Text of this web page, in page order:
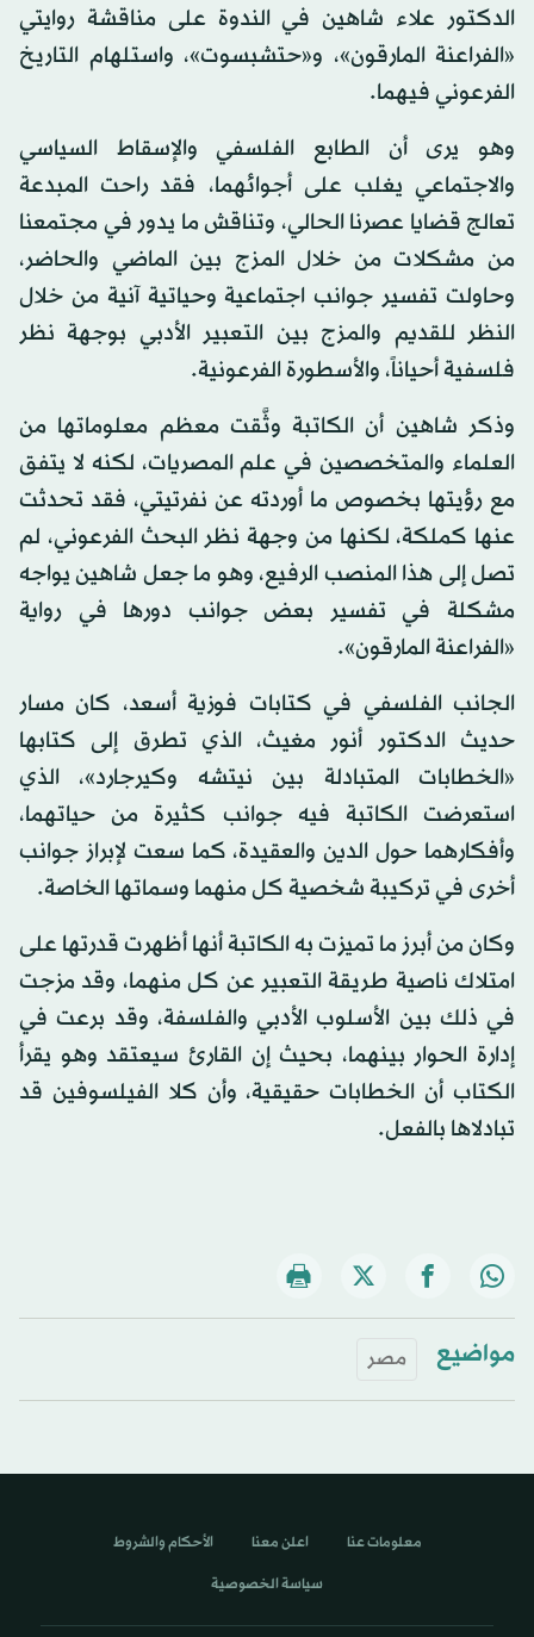
الدكتور علاء شاهين في الندوة على مناقشة روايتي
«الفراعنة المارقون»، و«حتشبسوت»، واستلهام التاريخ
الفرعوني فيهما.
وهو يرى أن الطابع الفلسفي والإسقاط السياسي
والاجتماعي يغلب على أجوائهما، فقد راحت المبدعة
تعالج قضايا عصرنا الحالي، وتناقش ما يدور في مجتمعنا
من مشكلات من خلال المزج بين الماضي والحاضر،
وحاولت تفسير جوانب اجتماعية وحياتية آنية من خلال
النظر للقديم والمزج بين التعبير الأدبي بوجهة نظر
فلسفية أحياناً، والأسطورة الفرعونية.
وذكر شاهين أن الكاتبة وثَّقت معظم معلوماتها من
العلماء والمتخصصين في علم المصريات، لكنه لا يتفق
مع رؤيتها بخصوص ما أوردته عن نفرتيتي، فقد تحدثت
عنها كملكة، لكنها من وجهة نظر البحث الفرعوني، لم
تصل إلى هذا المنصب الرفيع، وهو ما جعل شاهين يواجه
مشكلة في تفسير بعض جوانب دورها في رواية
«الفراعنة المارقون».
الجانب الفلسفي في كتابات فوزية أسعد، كان مسار
حديث الدكتور أنور مغيث، الذي تطرق إلى كتابها
«الخطابات المتبادلة بين نيتشه وكيرجارد»، الذي
استعرضت الكاتبة فيه جوانب كثيرة من حياتهما،
وأفكارهما حول الدين والعقيدة، كما سعت لإبراز جوانب
أخرى في تركيبة شخصية كل منهما وسماتها الخاصة.
وكان من أبرز ما تميزت به الكاتبة أنها أظهرت قدرتها على
امتلاك ناصية طريقة التعبير عن كل منهما، وقد مزجت
في ذلك بين الأسلوب الأدبي والفلسفة، وقد برعت في
إدارة الحوار بينهما، بحيث إن القارئ سيعتقد وهو يقرأ
الكتاب أن الخطابات حقيقية، وأن كلا الفيلسوفين قد
تبادلاها بالفعل.
مواضيع مصر
معلومات عنا اعلن معنا الأحكام والشروط
سياسة الخصوصية